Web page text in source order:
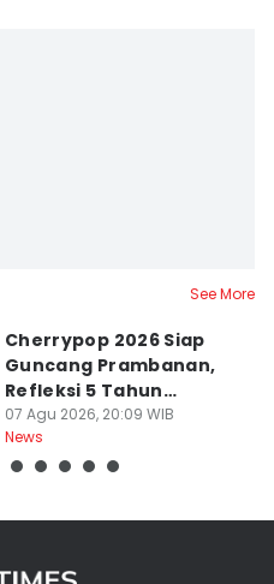
See More
Cherrypop 2026 Siap
Guncang Prambanan,
Refleksi 5 Tahun
Perjalanan
07 Agu 2026, 20:09 WIB
News